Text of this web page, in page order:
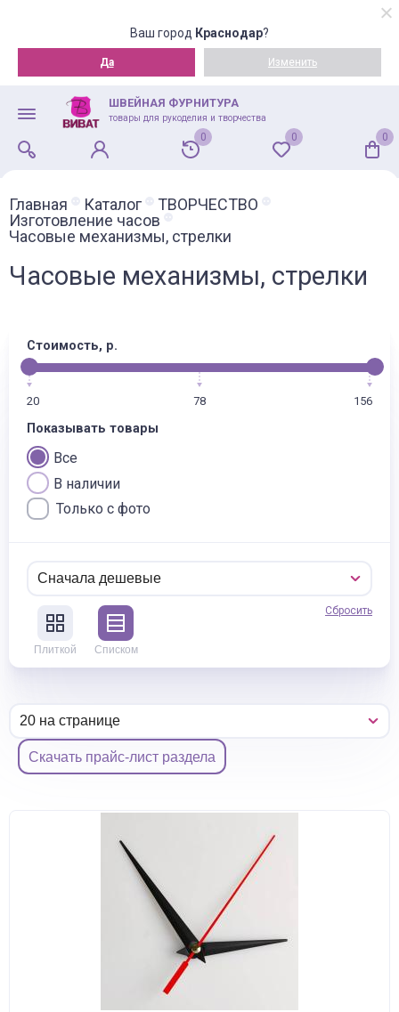
Ваш город Краснодар?
Да Изменить
ШВЕЙНАЯ ФУРНИТУРА
товары для рукоделия и творчества
0 0 0
Главная Каталог
ТВОРЧЕСТВО
Изготовление часов
Часовые механизмы, стрелки
Часовые механизмы, стрелки
Стоимость, р.
20 78 156
Показывать товары
Все
В наличии
Только с фото
Плиткой Списком
Сбросить
Скачать прайс-лист раздела